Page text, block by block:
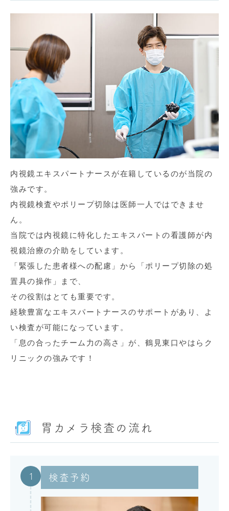
内視鏡エキスパートナースが在籍しているのが当院の
強みです。
内視鏡検査やポリープ切除は医師一人ではできませ
ん。
当院では内視鏡に特化したエキスパートの看護師が内
視鏡治療の介助をしています。
「緊張した患者様への配慮」から「ポリープ切除の処
置具の操作」まで、
その役割はとても重要です。
経験豊富なエキスパートナースのサポートがあり、よ
い検査が可能になっています。
「息の合ったチーム力の高さ」が、鶴見東口やはらク
リニックの強みです！
胃カメラ検査の流れ
1 検査予約